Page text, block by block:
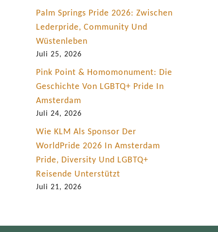
Palm Springs Pride 2026: Zwischen
Lederpride, Community Und
Wüstenleben
Juli 25, 2026
Pink Point & Homomonument: Die
Geschichte Von LGBTQ+ Pride In
Amsterdam
Juli 24, 2026
Wie KLM Als Sponsor Der
WorldPride 2026 In Amsterdam
Pride, Diversity Und LGBTQ+
Reisende Unterstützt
Juli 21, 2026